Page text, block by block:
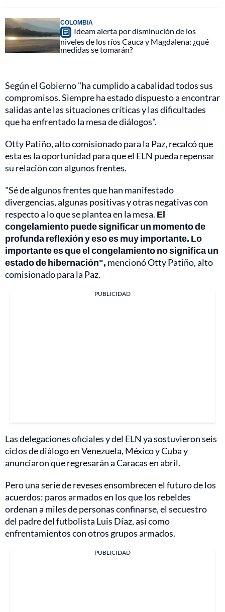
COLOMBIA
Ideam alerta por disminución de los
niveles de los ríos Cauca y Magdalena: ¿qué
medidas se tomarán?
Según el Gobierno "ha cumplido a cabalidad todos sus
compromisos. Siempre ha estado dispuesto a encontrar
salidas ante las situaciones críticas y las dificultades
que ha enfrentado la mesa de diálogos".
Otty Patiño, alto comisionado para la Paz, recalcó que
esta es la oportunidad para que el ELN pueda repensar
su relación con algunos frentes.
"Sé de algunos frentes que han manifestado
divergencias, algunas positivas y otras negativas con
respecto a lo que se plantea en la mesa. El
congelamiento puede significar un momento de
profunda reflexión y eso es muy importante. Lo
importante es que el congelamiento no significa un
estado de hibernación", mencionó Otty Patiño, alto
comisionado para la Paz.
PUBLICIDAD
Las delegaciones oficiales y del ELN ya sostuvieron seis
ciclos de diálogo en Venezuela, México y Cuba y
anunciaron que regresarán a Caracas en abril.
Pero una serie de reveses ensombrecen el futuro de los
acuerdos: paros armados en los que los rebeldes
ordenan a miles de personas confinarse, el secuestro
del padre del futbolista Luis Díaz, así como
enfrentamientos con otros grupos armados.
PUBLICIDAD